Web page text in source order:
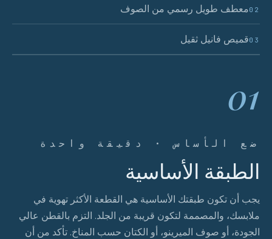
02معطف طويل رسمي من الصوف
03قميص فانيل ثقيل
01
ضع الأساس · دقيقة واحدة
الطبقة الأساسية
يجب أن تكون طبقتك الأساسية هي القطعة الأكثر تهوية في
ملابسك، والمصممة لتكون قريبة من الجلد. التزم بالقطن عالي
الجودة، أو صوف الميرينو، أو الكتان حسب المناخ. تأكد من أن